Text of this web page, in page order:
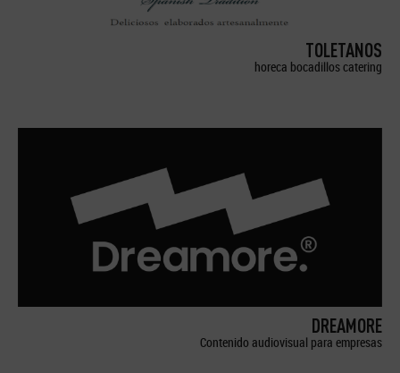
TOLETANOS
horeca bocadillos catering
DREAMORE
Contenido audiovisual para empresas